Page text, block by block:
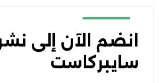
انضم الآن إلى
سايبركاست